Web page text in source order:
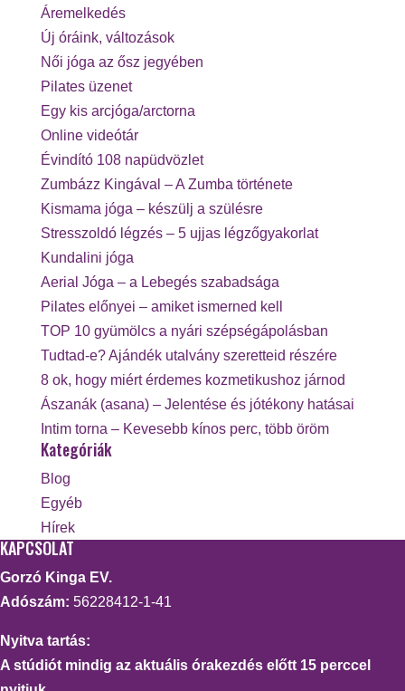
Áremelkedés
Új óráink, változások
Női jóga az ősz jegyében
Pilates üzenet
Egy kis arcjóga/arctorna
Online videótár
Évindító 108 napüdvözlet
Zumbázz Kingával – A Zumba története
Kismama jóga – készülj a szülésre
Stresszoldó légzés – 5 ujjas légzőgyakorlat
Kundalini jóga
Aerial Jóga – a Lebegés szabadsága
Pilates előnyei – amiket ismerned kell
TOP 10 gyümölcs a nyári szépségápolásban
Tudtad-e? Ajándék utalvány szeretteid részére
8 ok, hogy miért érdemes kozmetikushoz járnod
Ászanák (asana) – Jelentése és jótékony hatásai
Intim torna – Kevesebb kínos perc, több öröm
Kategóriák
Blog
Egyéb
Hírek
KAPCSOLAT
Gorzó Kinga EV.
Adószám: 56228412-1-41
Nyitva tartás:
A stúdiót mindig az aktuális órakezdés előtt 15 perccel